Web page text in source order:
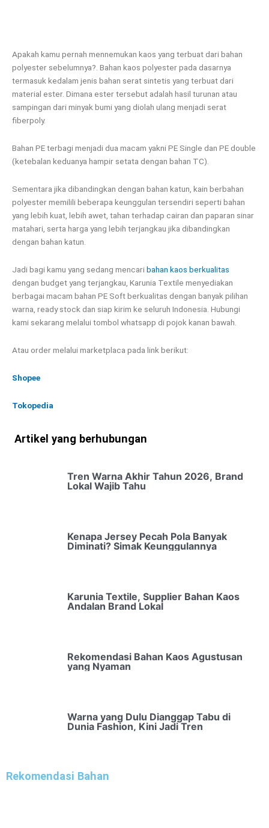
Apakah kamu pernah mennemukan kaos yang terbuat dari bahan
polyester sebelumnya?. Bahan kaos polyester pada dasarnya
termasuk kedalam jenis bahan serat sintetis yang terbuat dari
material ester. Dimana ester tersebut adalah hasil turunan atau
sampingan dari minyak bumi yang diolah ulang menjadi serat
fiberpoly.
Bahan PE terbagi menjadi dua macam yakni PE Single dan PE double
(ketebalan keduanya hampir setata dengan bahan TC).
Sementara jika dibandingkan dengan bahan katun, kain berbahan
polyester memilili beberapa keunggulan tersendiri seperti bahan
yang lebih kuat, lebih awet, tahan terhadap cairan dan paparan sinar
matahari, serta harga yang lebih terjangkau jika dibandingkan
dengan bahan katun.
Jadi bagi kamu yang sedang mencaribahan kaos berkualitas
dengan budget yang terjangkau, Karunia Textile menyediakan
berbagai macam bahan PE Soft berkualitas dengan banyak pilihan
warna, ready stock dan siap kirim ke seluruh Indonesia. Hubungi
kami sekarang melalui tombol whatsapp di pojok kanan bawah.
Atau order melalui marketplaca pada link berikut:
Shopee
Tokopedia
Artikel yang berhubungan
Tren Warna Akhir Tahun 2026, Brand
Lokal Wajib Tahu
Kenapa Jersey Pecah Pola Banyak
Diminati? Simak Keunggulannya
Karunia Textile, Supplier Bahan Kaos
Andalan Brand Lokal
Rekomendasi Bahan Kaos Agustusan
yang Nyaman
Warna yang Dulu Dianggap Tabu di
Dunia Fashion, Kini Jadi Tren
Rekomendasi Bahan